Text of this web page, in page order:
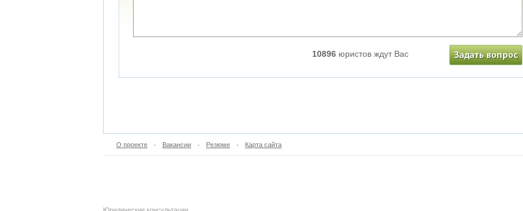
10896 юристов ждут Вас
О проекте • Вакансии • Резюме • Карта сайта